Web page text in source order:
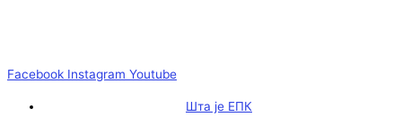
Facebook Instagram Youtube
Шта је ЕПК